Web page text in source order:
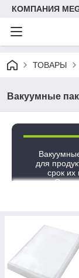
КОМПАНИЯ
ТОВАРЫ
Вакуумные
для
срок их